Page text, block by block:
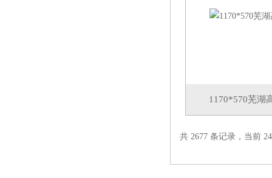
1170*570芜湖
共 2677 条记录，当前